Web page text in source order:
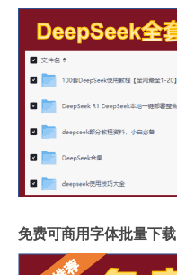
免费可商用字体批量下载